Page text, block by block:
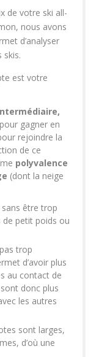
de votre ski all-
nous avons
d’analyser
skis.
est votre
gagner en
rejoindre la
de ce
polyvalence
(dont la neige
être trop
de petit poids ou
trop
d’avoir plus
au contact de
donc plus
les autres
sont larges,
d’où une